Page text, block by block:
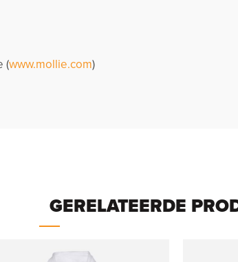
(www.mollie.com)
GERELATEERDE